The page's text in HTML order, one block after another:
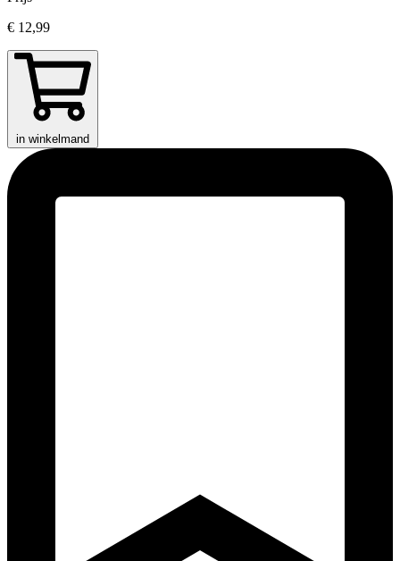
€ 12,99
in winkelmand